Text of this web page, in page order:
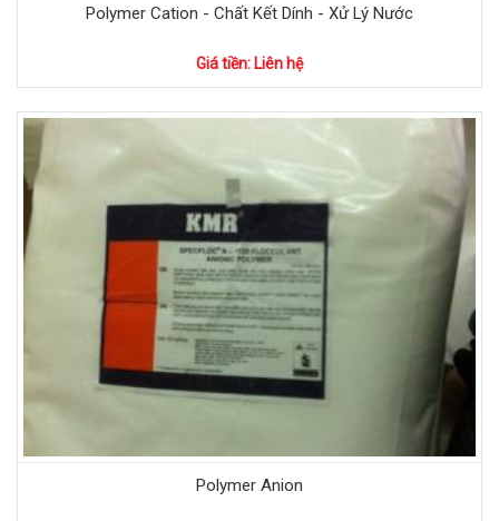
Polymer Cation - Chất Kết Dính - Xử Lý Nước
Giá tiền: Liên hệ
Polymer Anion